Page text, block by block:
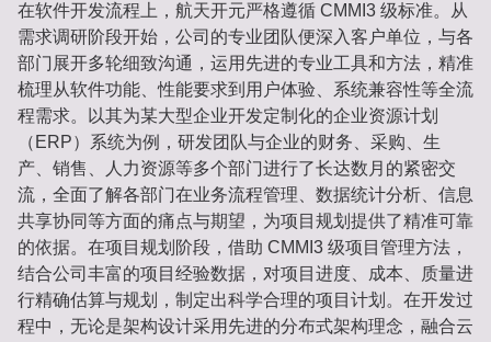
在软件开发流程上，航天开元严格遵循 CMMI3 级标准。从
需求调研阶段开始，公司的专业团队便深入客户单位，与各
部门展开多轮细致沟通，运用先进的专业工具和方法，精准
梳理从软件功能、性能要求到用户体验、系统兼容性等全流
程需求。以其为某大型企业开发定制化的企业资源计划
（ERP）系统为例，研发团队与企业的财务、采购、生
产、销售、人力资源等多个部门进行了长达数月的紧密交
流，全面了解各部门在业务流程管理、数据统计分析、信息
共享协同等方面的痛点与期望，为项目规划提供了精准可靠
的依据。在项目规划阶段，借助 CMMI3 级项目管理方法，
结合公司丰富的项目经验数据，对项目进度、成本、质量进
行精确估算与规划，制定出科学合理的项目计划。在开发过
程中，无论是架构设计采用先进的分布式架构理念，融合云